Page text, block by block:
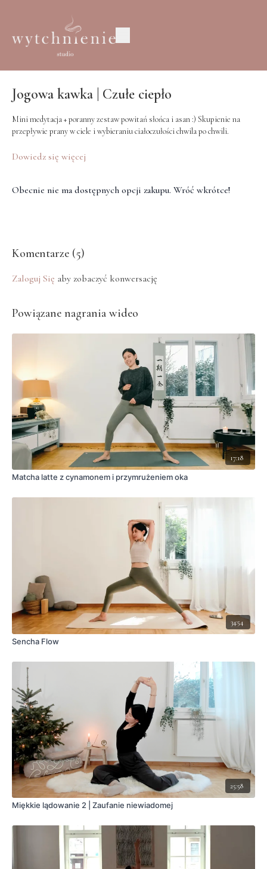
Jogowa kawka | Czułe ciepło
Mini medytacja + poranny zestaw powitań słońca i asan :) Skupienie na
przepływie prany w ciele i wybieraniu ciałoczułości chwila po chwili.
Wybaczcie dźwięki budowy za oknem które pojawiają się momentami 🙏🏼
Dowiedz się więcej
Obecnie nie ma dostępnych opcji zakupu. Wróć wkrótce!
Komentarze (5)
Zaloguj Się aby zobaczyć konwersację
Powiązane nagrania wideo
17:18
Matcha latte z cynamonem i przymrużeniem oka
34:54
Sencha Flow
25:58
Miękkie lądowanie 2 | Zaufanie niewiadomej